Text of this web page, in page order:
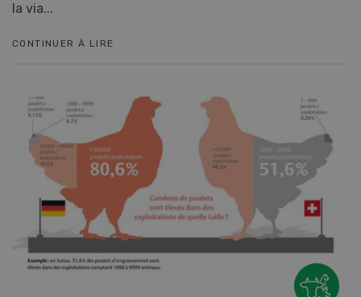
la via...
CONTINUER À LIRE